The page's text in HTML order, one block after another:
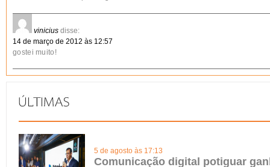
vinicius disse:
14 de março de 2012 às 12:57
gostei muito!
5 de agosto às 17:13
Comunicação digital potiguar